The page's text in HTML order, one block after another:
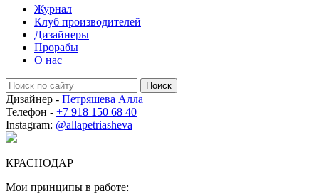
Журнал
Клуб производителей
Дизайнеры
Прорабы
О нас
Дизайнер - Петряшева Алла
Телефон - +7 918 150 68 40
Instagram: @allapetriasheva
КРАСНОДАР
Мои принципы в работе: